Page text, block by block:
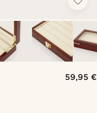
59,95 €